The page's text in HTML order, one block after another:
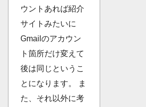
ウントあれば紹介
サイトみたいに
Gmailのアカウン
ト箇所だけ変えて
後は同じというこ
とになります。 ま
た、それ以外に考